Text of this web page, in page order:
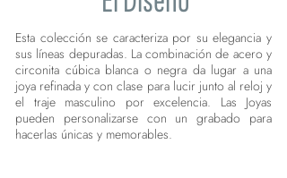
Esta colección se caracteriza por su elegancia y
sus líneas depuradas. La combinación de acero y
circonita cúbica blanca o negra da lugar a una
joya refinada y con clase para lucir junto al reloj y
el traje masculino por excelencia. Las Joyas
pueden personalizarse con un grabado para
hacerlas únicas y memorables.